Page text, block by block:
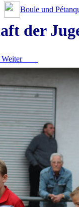
Boule und
der